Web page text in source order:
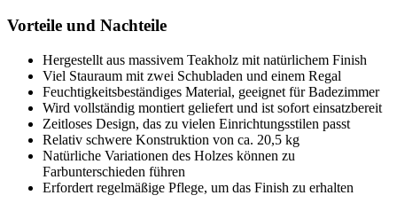
Vorteile und Nachteile
Hergestellt aus massivem Teakholz mit natürlichem Finish
Viel Stauraum mit zwei Schubladen und einem Regal
Feuchtigkeitsbeständiges Material, geeignet für Badezimmer
Wird vollständig montiert geliefert und ist sofort einsatzbereit
Zeitloses Design, das zu vielen Einrichtungsstilen passt
Relativ schwere Konstruktion von ca. 20,5 kg
Natürliche Variationen des Holzes können zu
Farbunterschieden führen
Erfordert regelmäßige Pflege, um das Finish zu erhalten